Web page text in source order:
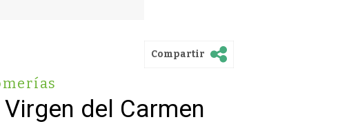
Compartir
del Carmen